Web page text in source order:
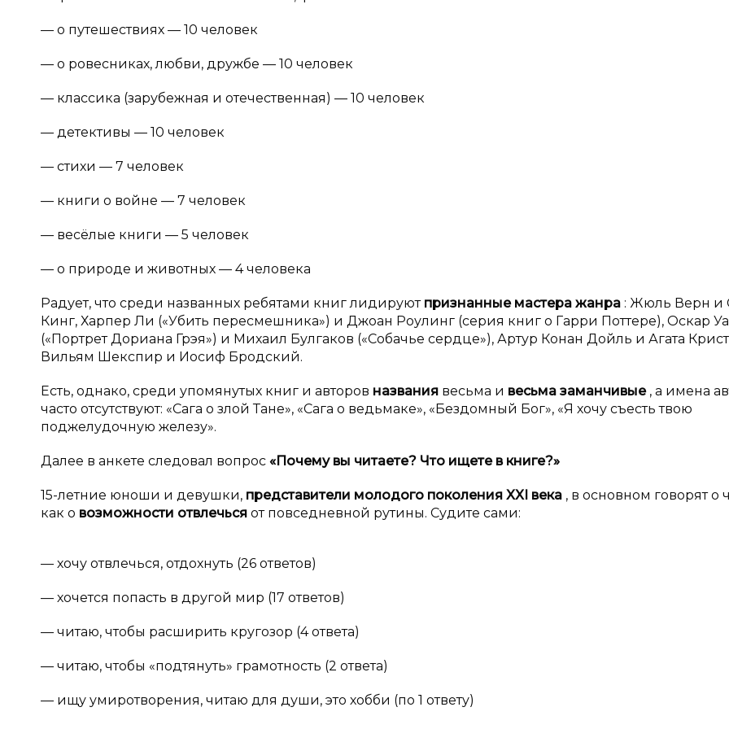
— о путешествиях — 10 человек
— о ровесниках, любви, дружбе — 10 человек
— классика (зарубежная и отечественная) — 10 человек
— детективы — 10 человек
— стихи — 7 человек
— книги о войне — 7 человек
— весёлые книги — 5 человек
— о природе и животных — 4 человека
Радует, что среди названных ребятами книг лидируют признанные мастера жанра : Жюль Верн и
Кинг, Харпер Ли («Убить пересмешника») и Джоан Роулинг (серия книг о Гарри Поттере), Оскар
(«Портрет Дориана Грэя») и Михаил Булгаков («Собачье сердце»), Артур Конан Дойль и Агата
Вильям Шекспир и Иосиф Бродский.
Есть, однако, среди упомянутых книг и авторов названия весьма и весьма заманчивые , а имена
часто отсутствуют: «Сага о злой Тане», «Сага о ведьмаке», «Бездомный Бог», «Я хочу съесть твою
поджелудочную железу».
Далее в анкете следовал вопрос «Почему вы читаете? Что ищете в книге?»
15-летние юноши и девушки, представители молодого поколения XXI века , в основном говорят о
как о возможности отвлечься от повседневной рутины. Судите сами:
— хочу отвлечься, отдохнуть (26 ответов)
— хочется попасть в другой мир (17 ответов)
— читаю, чтобы расширить кругозор (4 ответа)
— читаю, чтобы «подтянуть» грамотность (2 ответа)
— ищу умиротворения, читаю для души, это хобби (по 1 ответу)